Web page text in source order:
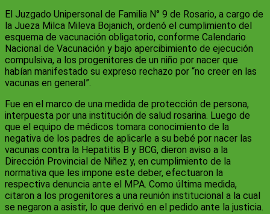
El Juzgado Unipersonal de Familia N° 9 de Rosario, a cargo de
la Jueza Milca Mileva Bojanich, ordenó el cumplimiento del
esquema de vacunación obligatorio, conforme Calendario
Nacional de Vacunación y bajo apercibimiento de ejecución
compulsiva, a los progenitores de un niño por nacer que
habían manifestado su expreso rechazo por “no creer en las
vacunas en general”.
Fue en el marco de una medida de protección de persona,
interpuesta por una institución de salud rosarina. Luego de
que el equipo de médicos tomara conocimiento de la
negativa de los padres de aplicarle a su bebé por nacer las
vacunas contra la Hepatitis B y BCG, dieron aviso a la
Dirección Provincial de Niñez y, en cumplimiento de la
normativa que les impone este deber, efectuaron la
respectiva denuncia ante el MPA. Como última medida,
citaron a los progenitores a una reunión institucional a la cual
se negaron a asistir, lo que derivó en el pedido ante la justicia.